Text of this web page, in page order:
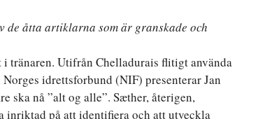
de åtta artiklarna som är granskade och
tränaren. Utifrån Chelladurais flitigt använda
idrettsforbund (NIF) presenterar Jan
ska nå ”alt og alle”. Sæther, återigen,
inriktad på att identifiera och att utveckla